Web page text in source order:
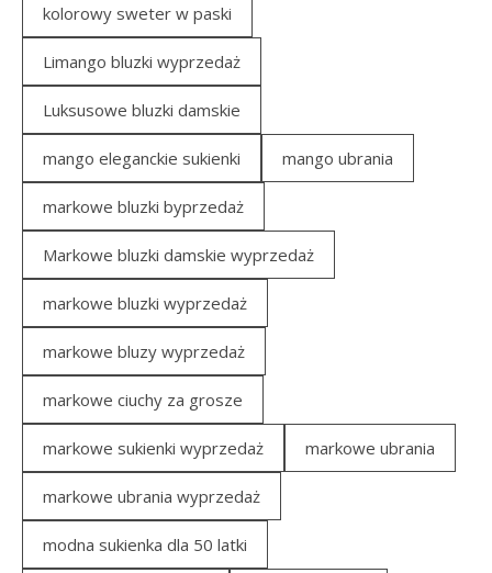
kolorowy sweter w paski
Limango bluzki wyprzedaż
Luksusowe bluzki damskie
mango eleganckie sukienki mango ubrania
markowe bluzki byprzedaż
Markowe bluzki damskie wyprzedaż
markowe bluzki wyprzedaż
markowe bluzy wyprzedaż
markowe ciuchy za grosze
markowe sukienki wyprzedaż markowe ubrania
markowe ubrania wyprzedaż
modna sukienka dla 50 latki